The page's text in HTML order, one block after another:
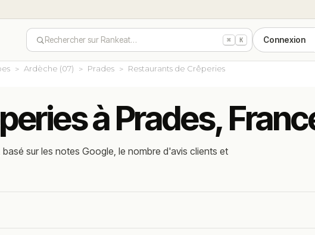
Rechercher sur Rankeat… ⌘ K Connexion
Ardèche (07) Prades Restaurants de Crêperies
à Prades,
sur les notes Google, le nombre d'avis clients et